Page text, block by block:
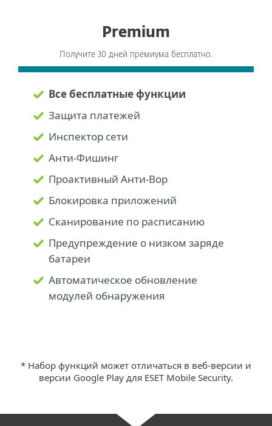
Premium
Получите 30 дней премиума бесплатно.
Все бесплатные функции
Защита платежей
Инспектор сети
Анти-Фишинг
Проактивный Анти-Вор
Блокировка приложений
Сканирование по расписанию
Предупреждение о низком заряде
батареи
Автоматическое обновление
модулей обнаружения
* Набор функций может отличаться в веб-версии и
версии Google Play для ESET Mobile Security.